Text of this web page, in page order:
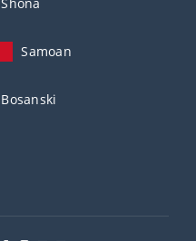
Samoan
Bosanski